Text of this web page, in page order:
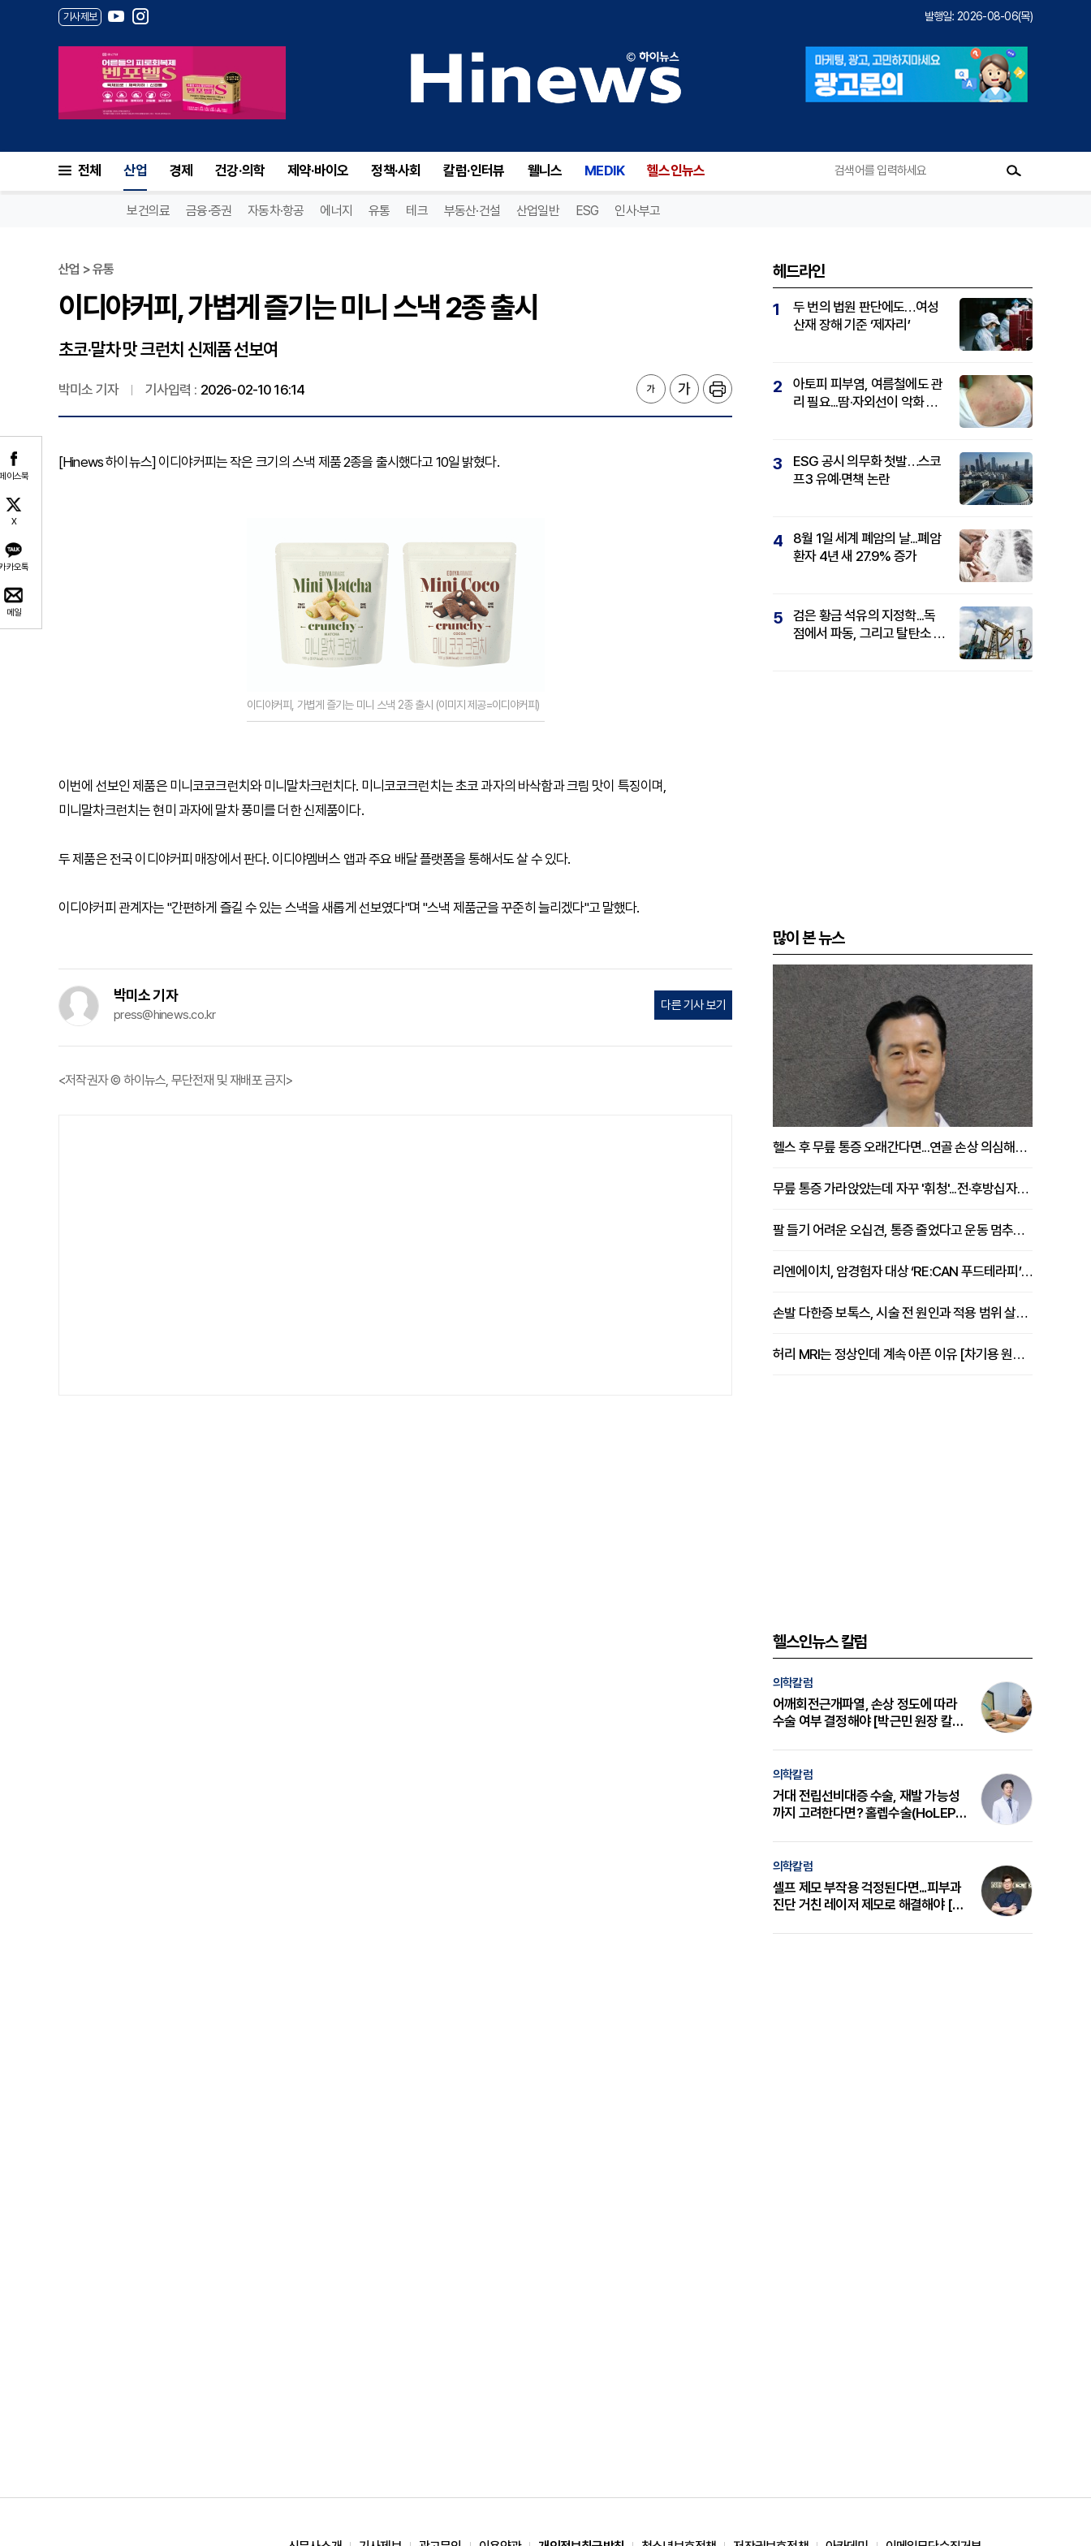
기사제보 발행일: 2026-08-06(목)
전체 산업 경제 건강·의학 제약·바이오 정책·사회 칼럼·인터뷰 웰니스 MEDIK 헬스인뉴스
보건의료 금융·증권 자동차·항공 에너지 유통 테크 부동산·건설 산업일반 ESG 인사·부고
이스북
X
카오톡
메일
산업 > 유통
이디야커피, 가볍게 즐기는 미니 스낵 2종 출시
초코·말차 맛 크런치 신제품 선보여
박미소 기자 기사입력 : 2026-02-10 16:14
[Hinews 하이뉴스] 이디야커피는 작은 크기의 스낵 제품 2종을 출시했다고 10일 밝혔다.
이디야커피, 가볍게 즐기는 미니 스낵 2종 출시 (이미지 제공=이디야커피)
이번에 선보인 제품은 미니코코크런치와 미니말차크런치다. 미니코코크런치는 초코 과자의 바삭함과 크림 맛이 특징이며,
미니말차크런치는 현미 과자에 말차 풍미를 더한 신제품이다.
두 제품은 전국 이디야커피 매장에서 판다. 이디야멤버스 앱과 주요 배달 플랫폼을 통해서도 살 수 있다.
이디야커피 관계자는 "간편하게 즐길 수 있는 스낵을 새롭게 선보였다"며 "스낵 제품군을 꾸준히 늘리겠다"고 말했다.
박미소 기자
press@hinews.co.kr
다른 기사 보기
<저작권자 © 하이뉴스, 무단전재 및 재배포 금지>
헤드라인
1
두 번의 법원 판단에도…여성
산재 장해 기준 ‘제자리’
2
아토피 피부염, 여름철에도 관
리 필요...땀·자외선이 악화 요
3
ESG 공시 의무화 첫발…스코
프3 유예·면책 논란
4
8월 1일 세계 폐암의 날...폐암
환자 4년 새 27.9% 증가
5
검은 황금 석유의 지정학...독
점에서 파동, 그리고 탈탄소 패
많이 본 뉴스
헬스 후 무릎 통증 오래간다면...연골 손상 의심해야 [김상범 원장 칼럼]
무릎 통증 가라앉았는데 자꾸 '휘청'...전·후방십자인대 파열 확인해야 [곽우경 원장 칼럼]
팔 들기 어려운 오십견, 통증 줄었다고 운동 멈추면 안 되는 이유 [이병욱 원장 칼럼]
리엔에이치, 암경험자 대상 ‘RE:CAN 푸드테라피’ 운영
손발 다한증 보톡스, 시술 전 원인과 적용 범위 살펴야 [강윤일 원장 칼럼]
허리 MRI는 정상인데 계속 아픈 이유 [차기용 원장 칼럼]
헬스인뉴스 칼럼
의학칼럼
어깨회전근개파열, 손상 정도에 따라
수술 여부 결정해야 [박근민 원장 칼
의학칼럼
거대 전립선비대증 수술, 재발 가능성
까지 고려한다면? 홀렙수술(HoLEP)
의학칼럼
셀프 제모 부작용 걱정된다면...피부과
진단 거친 레이저 제모로 해결해야 [변